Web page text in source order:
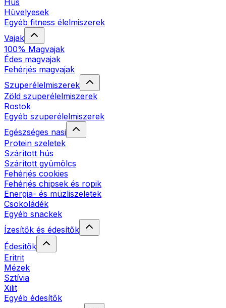
Hús
Hüvelyesek
Egyéb fitness élelmiszerek
Vajak
100% Magvajak
Édes magvajak
Fehérjés magvajak
Szuperélelmiszerek
Zöld szuperélelmiszerek
Rostok
Egyéb szuperélelmiszerek
Egészséges nasi
Protein szeletek
Szárított hús
Szárított gyümölcs
Fehérjés cookies
Fehérjés chipsek és ropik
Energia- és müzliszeletek
Csokoládék
Egyéb snackek
Ízesítők és édesítők
Édesítők
Eritrit
Mézek
Sztívia
Xilit
Egyéb édesítők